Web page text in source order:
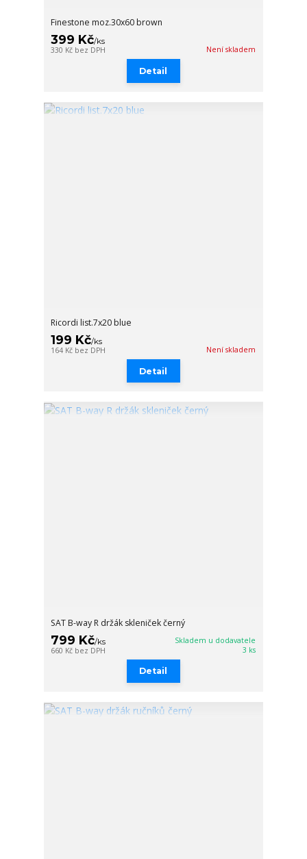
Finestone moz.30x60 brown
399 Kč/ks
330 Kč bez DPH Není skladem
Detail
Ricordi list.7x20 blue
199 Kč/ks
164 Kč bez DPH Není skladem
Detail
SAT B-way R držák skleniček černý
799 Kč/ks
660 Kč bez DPH
Skladem u dodavatele
3 ks
Detail